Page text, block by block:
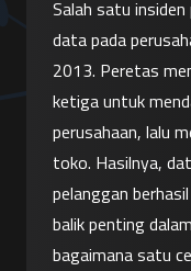
Salah satu
data pada
2013. Peretas
ketiga untuk
perusahaan, lalu
toko. Hasilnya,
pelanggan
balik penting
bagaimana satu